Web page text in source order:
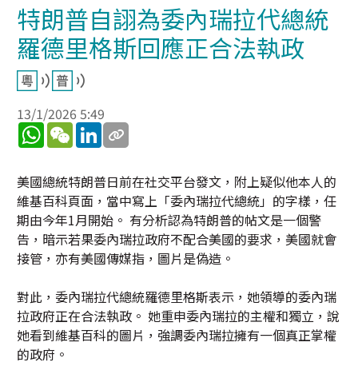
特朗普自詡為委內瑞拉代總統
羅德里格斯回應正合法執政
13/1/2026 5:49
WhatsApp
WeChatLinkedIn
美國總統特朗普日前在社交平台發文，附上疑似他本人的
維基百科頁面，當中寫上「委內瑞拉代總統」的字樣，任
期由今年1月開始。 有分析認為特朗普的帖文是一個警
告，暗示若果委內瑞拉政府不配合美國的要求，美國就會
接管，亦有美國傳媒指，圖片是偽造。
對此，委內瑞拉代總統羅德里格斯表示，她領導的委內瑞
拉政府正在合法執政。 她重申委內瑞拉的主權和獨立，說
她看到維基百科的圖片，強調委內瑞拉擁有一個真正掌權
的政府。